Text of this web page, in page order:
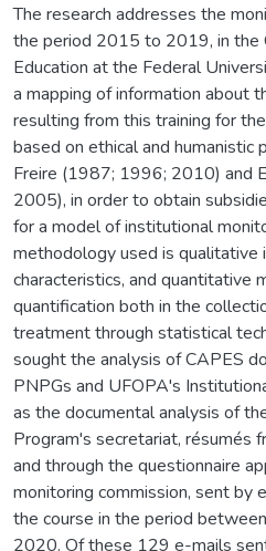
The research addresses the
the period 2015 to 2019, in the
Education at the Federal
a mapping of information about
resulting from this training for
based on ethical and humanistic
Freire (1987; 1996; 2010) and
2005), in order to obtain
for a model of institutional
methodology used is qualitative
characteristics, and quantitative
quantification both in the
treatment through statistical
sought the analysis of CAPES
PNPGs and UFOPA's
as the documental analysis of
Program's secretariat, résumés
and through the questionnaire
monitoring commission, sent
the course in the period
2020. Of these 129 e-mails